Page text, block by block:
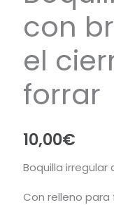
con
el
forrar
10,00€
Boquilla irregular
Con relleno para